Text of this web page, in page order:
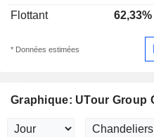
Flottant
62,33%
* Données estimées
Graphique: UTour Group